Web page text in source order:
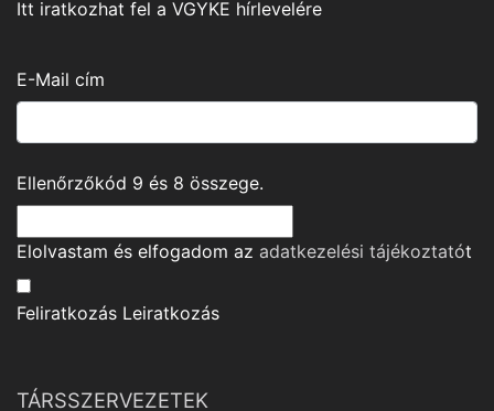
Itt iratkozhat fel a VGYKE hírlevelére
E-Mail cím
Ellenőrzőkód 9 és 8 összege.
Elolvastam és elfogadom az adatkezelési tájékoztatót
Feliratkozás Leiratkozás
TÁRSSZERVEZETEK